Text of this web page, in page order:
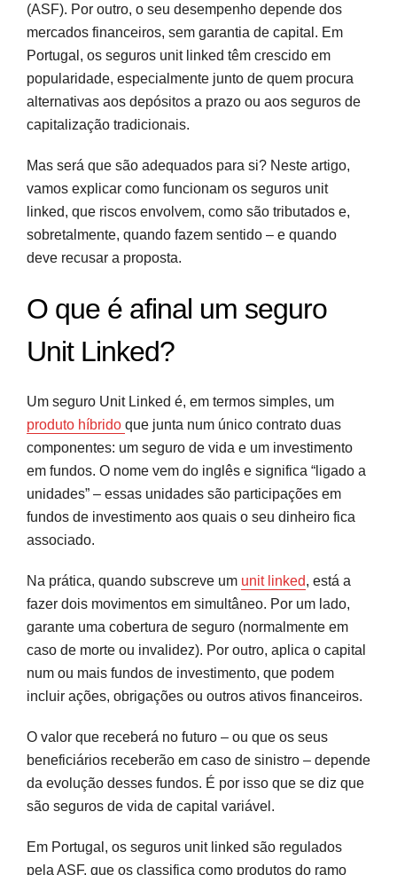
Quando fazem sentido (e quando deve dizer
não)
Situações em que deve recusar
Decidir com conhecimento, não por pressão
Fontes e referências
(ASF). Por outro, o seu desempenho depende dos
mercados financeiros, sem garantia de capital. Em
Portugal, os seguros unit linked têm crescido em
popularidade, especialmente junto de quem procura
alternativas aos depósitos a prazo ou aos seguros de
capitalização tradicionais.
Mas será que são adequados para si? Neste artigo,
vamos explicar como funcionam os seguros unit
linked, que riscos envolvem, como são tributados e,
sobretalmente, quando fazem sentido – e quando
deve recusar a proposta.
O que é afinal um seguro
Unit Linked?
Um seguro Unit Linked é, em termos simples, um
produto híbrido que junta num único contrato duas
componentes: um seguro de vida e um investimento
em fundos. O nome vem do inglês e significa “ligado a
unidades” – essas unidades são participações em
fundos de investimento aos quais o seu dinheiro fica
associado.
Na prática, quando subscreve um unit linked, está a
fazer dois movimentos em simultâneo. Por um lado,
garante uma cobertura de seguro (normalmente em
caso de morte ou invalidez). Por outro, aplica o capital
num ou mais fundos de investimento, que podem
incluir ações, obrigações ou outros ativos financeiros.
O valor que receberá no futuro – ou que os seus
beneficiários receberão em caso de sinistro – depende
da evolução desses fundos. É por isso que se diz que
são seguros de vida de capital variável.
Em Portugal, os seguros unit linked são regulados
pela ASF, que os classifica como produtos do ramo